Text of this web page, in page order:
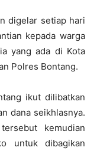
digelar setiap hari
kepada warga
yang ada di Kota
Polres Bontang.
ikut dilibatkan
dana seikhlasnya.
kemudian
untuk dibagikan